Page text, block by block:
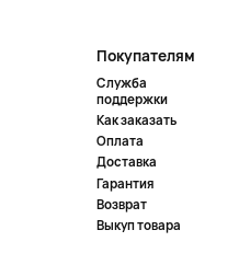
Покупателям
Служба
поддержки
Как заказать
Оплата
Доставка
Гарантия
Возврат
Выкуп товара